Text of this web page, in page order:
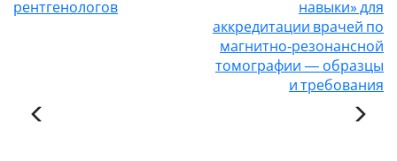
рентгенологов
навыки» для
аккредитации врачей по
магнитно‑резонансной
томографии — образцы
и требования